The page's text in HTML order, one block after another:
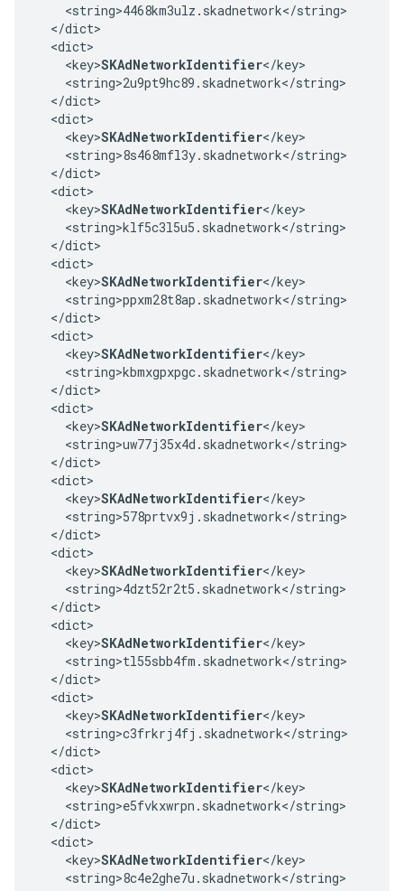
    <string>4468km3ulz.skadnetwork</string>
  </dict>
  <dict>
    <key>
SKAdNetworkIdentifier</key>
    <string>2u9pt9hc89.skadnetwork</string>
  </dict>
  <dict>
    <key>
SKAdNetworkIdentifier</key>
    <string>8s468mfl3y.skadnetwork</string>
  </dict>
  <dict>
    <key>
SKAdNetworkIdentifier</key>
    <string>klf5c3l5u5.skadnetwork</string>
  </dict>
  <dict>
    <key>
SKAdNetworkIdentifier</key>
    <string>ppxm28t8ap.skadnetwork</string>
  </dict>
  <dict>
    <key>
SKAdNetworkIdentifier</key>
    <string>kbmxgpxpgc.skadnetwork</string>
  </dict>
  <dict>
    <key>
SKAdNetworkIdentifier</key>
    <string>uw77j35x4d.skadnetwork</string>
  </dict>
  <dict>
    <key>
SKAdNetworkIdentifier</key>
    <string>578prtvx9j.skadnetwork</string>
  </dict>
  <dict>
    <key>
SKAdNetworkIdentifier</key>
    <string>4dzt52r2t5.skadnetwork</string>
  </dict>
  <dict>
    <key>
SKAdNetworkIdentifier</key>
    <string>tl55sbb4fm.skadnetwork</string>
  </dict>
  <dict>
    <key>
SKAdNetworkIdentifier</key>
    <string>c3frkrj4fj.skadnetwork</string>
  </dict>
  <dict>
    <key>
SKAdNetworkIdentifier</key>
    <string>e5fvkxwrpn.skadnetwork</string>
  </dict>
  <dict>
    <key>
SKAdNetworkIdentifier</key>
    <string>8c4e2ghe7u.skadnetwork</string>